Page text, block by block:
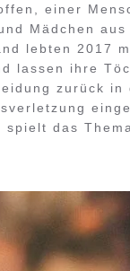
einer
Mädchen
lebten 2017
lassen ihre
zurück
spielt das